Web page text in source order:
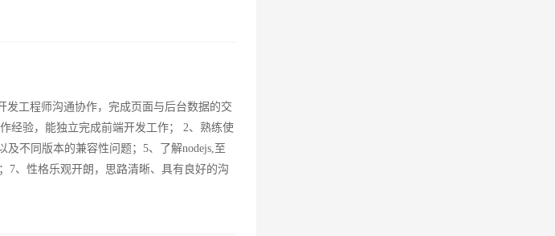
工程师沟通协作，完成页面与后台数据的交
经验，能独立完成前端开发工作； 2、熟练使
及不同版本的兼容性问题；5、了解nodejs,至
7、性格乐观开朗，思路清晰、具有良好的沟